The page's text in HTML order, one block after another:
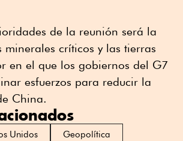
de la reunión será la
minerales críticos y las tierras
en el que los gobiernos del G7
esfuerzos para reducir la
China.
Unidos
Geopolítica